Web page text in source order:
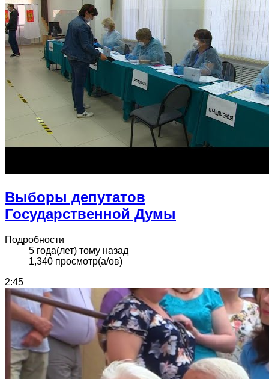
Выборы депутатов
Государственной Думы
Подробности
5 года(лет) тому назад
1,340 просмотр(а/ов)
2:45